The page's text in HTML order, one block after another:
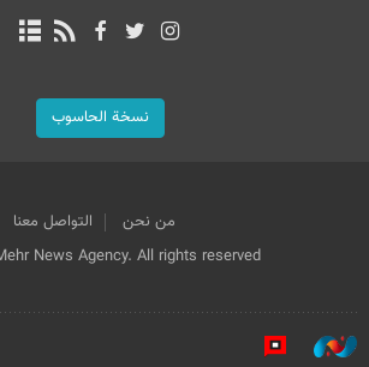
نسخة الحاسوب
من نحن
التواصل معنا
News Agency. All rights reserved